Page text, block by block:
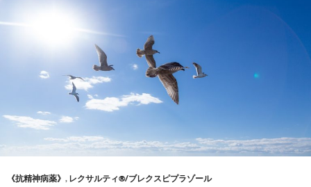
《抗精神病薬》 , レクサルティ®/ブレクスピプラゾール